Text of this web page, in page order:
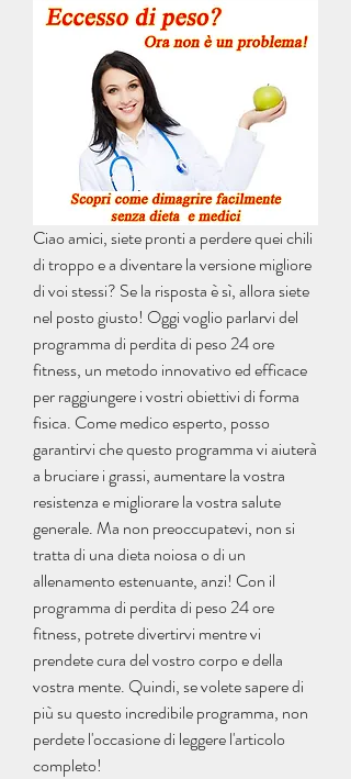
Ciao amici, siete pronti a perdere quei chili
di troppo e a diventare la versione migliore
di voi stessi? Se la risposta è sì, allora siete
nel posto giusto! Oggi voglio parlarvi del
programma di perdita di peso 24 ore
fitness, un metodo innovativo ed efficace
per raggiungere i vostri obiettivi di forma
fisica. Come medico esperto, posso
garantirvi che questo programma vi aiuterà
a bruciare i grassi, aumentare la vostra
resistenza e migliorare la vostra salute
generale. Ma non preoccupatevi, non si
tratta di una dieta noiosa o di un
allenamento estenuante, anzi! Con il
programma di perdita di peso 24 ore
fitness, potrete divertirvi mentre vi
prendete cura del vostro corpo e della
vostra mente. Quindi, se volete sapere di
più su questo incredibile programma, non
perdete l'occasione di leggere l'articolo
completo!